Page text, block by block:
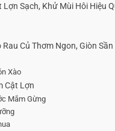
Lợn Sạch, Khử Mùi Hôi Hiệu
Củ Thơm Ngon, Giòn Sần
Xào
Cật Lợn
Mắm Gừng